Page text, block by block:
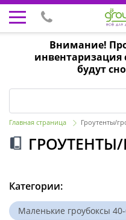
Внимание!
инвентаризация
будут
Главная страница Гроутенты/
Категории:
Маленькие гроубоксы